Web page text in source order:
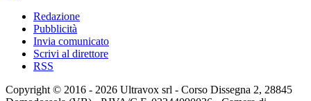
Redazione
Pubblicità
Invia comunicato
Scrivi al direttore
RSS
Copyright © 2016 - 2026 Ultravox srl - Corso Dissegna 2, 28845